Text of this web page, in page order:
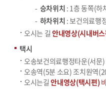
승차위치 : 1층 동쪽(하
하차위치 : 보건의료행
오시는 길안내영상(시내버
택시
오송보건의료행정타운(서문
오송역(5분 소요) 조치원역
오시는길 안내영상(택시편)